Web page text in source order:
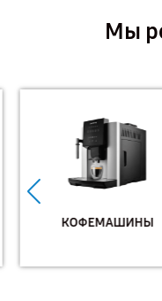
Мы
КОФЕМАШИНЫ